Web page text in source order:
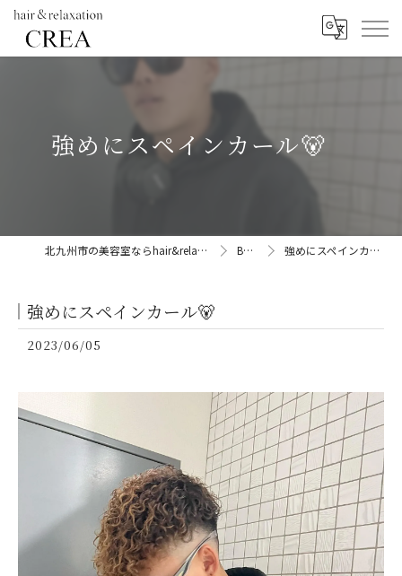
強めにスペインカール🐻
北九州市の美容室ならhair&relaxation CREA BLOG 強めにスペインカール🐻
強めにスペインカール🐻
2023/06/05